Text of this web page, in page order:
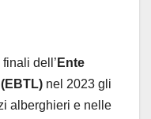
dell’ Ente
nel 2023 gli
alberghieri e nelle